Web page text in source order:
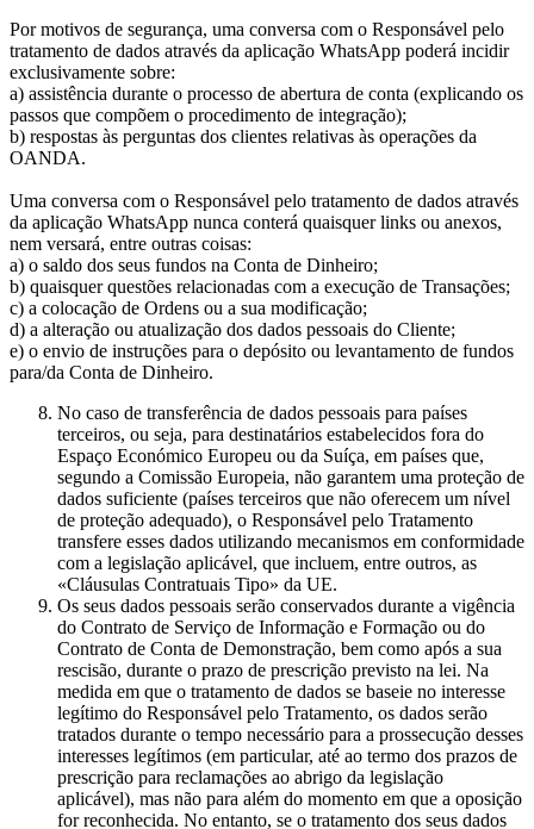
Por motivos de segurança, uma conversa com o Responsável pelo
tratamento de dados através da aplicação WhatsApp poderá incidir
exclusivamente sobre:
a) assistência durante o processo de abertura de conta (explicando os
passos que compõem o procedimento de integração);
b) respostas às perguntas dos clientes relativas às operações da
OANDA.
Uma conversa com o Responsável pelo tratamento de dados através
da aplicação WhatsApp nunca conterá quaisquer links ou anexos,
nem versará, entre outras coisas:
a) o saldo dos seus fundos na Conta de Dinheiro;
b) quaisquer questões relacionadas com a execução de Transações;
c) a colocação de Ordens ou a sua modificação;
d) a alteração ou atualização dos dados pessoais do Cliente;
e) o envio de instruções para o depósito ou levantamento de fundos
para/da Conta de Dinheiro.
No caso de transferência de dados pessoais para países
terceiros, ou seja, para destinatários estabelecidos fora do
Espaço Económico Europeu ou da Suíça, em países que,
segundo a Comissão Europeia, não garantem uma proteção de
dados suficiente (países terceiros que não oferecem um nível
de proteção adequado), o Responsável pelo Tratamento
transfere esses dados utilizando mecanismos em conformidade
com a legislação aplicável, que incluem, entre outros, as
«Cláusulas Contratuais Tipo» da UE.
Os seus dados pessoais serão conservados durante a vigência
do Contrato de Serviço de Informação e Formação ou do
Contrato de Conta de Demonstração, bem como após a sua
rescisão, durante o prazo de prescrição previsto na lei. Na
medida em que o tratamento de dados se baseie no interesse
legítimo do Responsável pelo Tratamento, os dados serão
tratados durante o tempo necessário para a prossecução desses
interesses legítimos (em particular, até ao termo dos prazos de
prescrição para reclamações ao abrigo da legislação
aplicável), mas não para além do momento em que a oposição
for reconhecida. No entanto, se o tratamento dos seus dados